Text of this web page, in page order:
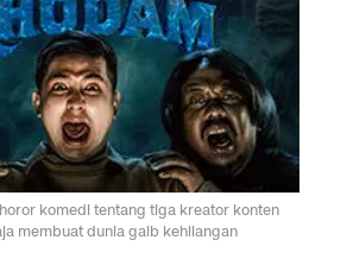
komedi tentang tiga kreator konten
membuat dunia gaib kehilangan